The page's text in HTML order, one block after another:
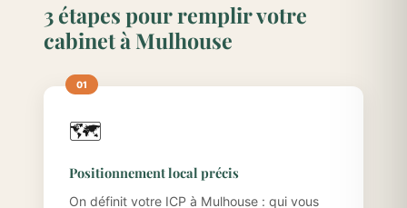
3 étapes pour remplir votre
cabinet à Mulhouse
🗺️
Positionnement local précis
On définit votre ICP à Mulhouse : qui vous